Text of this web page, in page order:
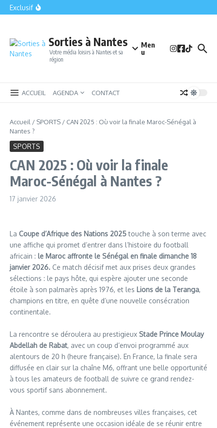
Aller au contenu
Exclusif
Bomb Squad Nantes : la sortie insolite qui met vos nerfs à
près de Nantes
Sorties à Nantes
Votre média loisirs à Nantes et sa
région
Men
u
ACCUEIL AGENDA CONTACT
Accueil / SPORTS / CAN 2025 : Où voir la finale Maroc-Sénégal à
Nantes ?
SPORTS
CAN 2025 : Où voir la finale
Maroc-Sénégal à Nantes ?
17 janvier 2026
La Coupe d’Afrique des Nations 2025touche à son terme avec
une affiche qui promet d’entrer dans l’histoire du football
africain : le Maroc affronte le Sénégal en finale dimanche 18
janvier 2026. Ce match décisif met aux prises deux grandes
sélections : le pays hôte, qui espère ajouter une seconde
étoile à son palmarès après 1976, et les Lions de la Teranga,
champions en titre, en quête d’une nouvelle consécration
continentale.
La rencontre se déroulera au prestigieux Stade Prince Moulay
Abdellah de Rabat, avec un coup d’envoi programmé aux
alentours de 20 h (heure française). En France, la finale sera
diffusée en clair sur la chaîne M6, offrant une belle opportunité
à tous les amateurs de football de suivre ce grand rendez-
vous sportif sans abonnement.
À Nantes, comme dans de nombreuses villes françaises, cet
événement représente une occasion idéale de se réunir entre